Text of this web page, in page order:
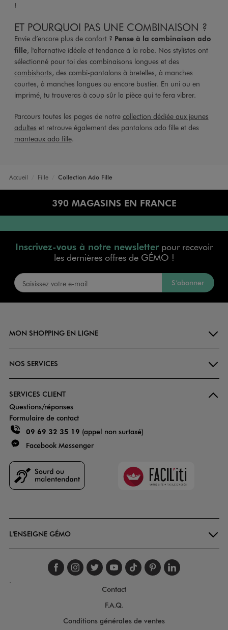
!
ET POURQUOI PAS UNE COMBINAISON ?
Envie d’encore plus de confort ? Pense à la combinaison ado
fille, l'alternative idéale et tendance à la robe. Nos stylistes ont
sélectionné pour toi des combinaisons longues et des
combishorts, des combi-pantalons à bretelles, à manches
courtes, à manches longues ou encore bustier. En uni ou en
imprimé, tu trouveras à coup sûr la pièce qui te fera vibrer.
Parcours toutes les pages de notre collection dédiée aux jeunes
adultes et retrouve également des pantalons ado fille et des
manteaux ado fille.
Accueil Fille Collection Ado Fille
390 MAGASINS EN FRANCE
Inscrivez-vous à notre newsletterpour recevoir
les dernières offres de GÉMO !
S’abonner
MON SHOPPING EN LIGNE
NOS SERVICES
SERVICES CLIENT
Questions/réponses
Formulaire de contact
09 69 32 35 19 (appel non surtaxé)
Facebook Messenger
Faciliti
L'ENSEIGNE GÉMO
Suivez-nous sur
Suivez-nous sur
Suivez-nous sur
Suivez-nous
Suivez-nous
Suivez-
.
Contact
F.A.Q.
Conditions générales de ventes